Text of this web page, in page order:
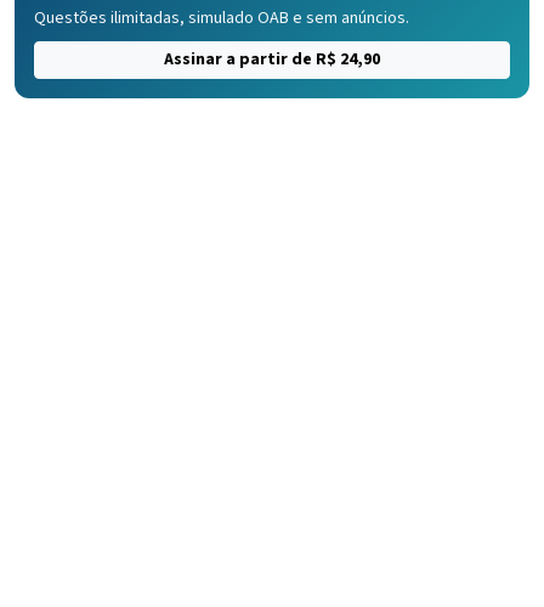
Questões ilimitadas, simulado OAB e sem anúncios.
Assinar a partir de R$ 24,90